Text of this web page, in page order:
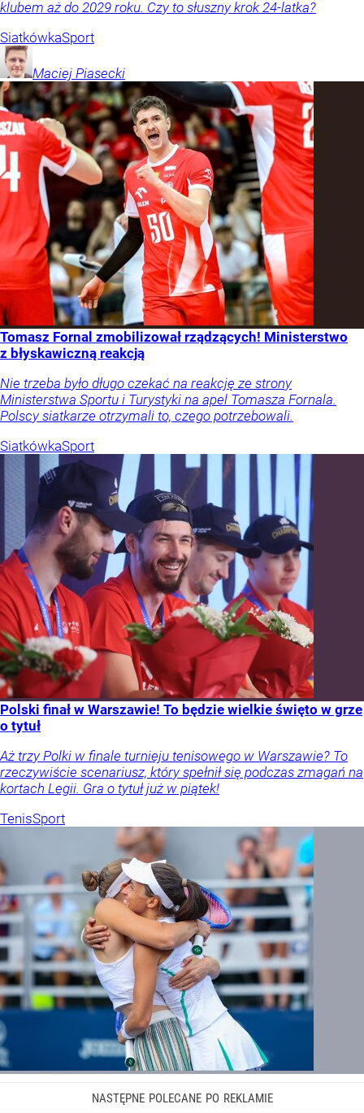
klubem aż do 2029 roku. Czy to słuszny krok 24-latka?
SiatkówkaSport
Maciej Piasecki
Tomasz Fornal zmobilizował rządzących! Ministerstwo
z błyskawiczną reakcją
Nie trzeba było długo czekać na reakcję ze strony
Ministerstwa Sportu i Turystyki na apel Tomasza Fornala.
Polscy siatkarze otrzymali to, czego potrzebowali.
SiatkówkaSport
Polski finał w Warszawie! To będzie wielkie święto w grze
o tytuł
Aż trzy Polki w finale turnieju tenisowego w Warszawie? To
rzeczywiście scenariusz, który spełnił się podczas zmagań na
kortach Legii. Gra o tytuł już w piątek!
TenisSport